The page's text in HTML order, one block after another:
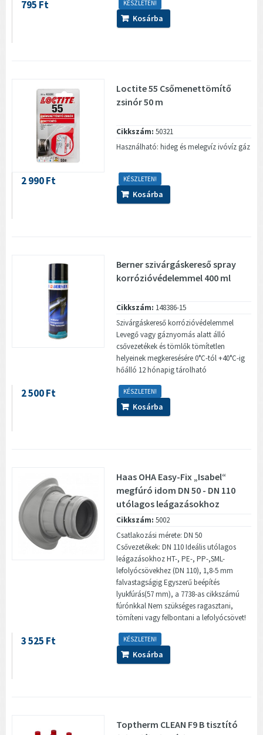
KÉSZLETEN!
795 Ft
Kosárba
Loctite 55 Csőmenettömítő
zsinór 50 m
Cikkszám: 50321
Használható: hideg és melegvíz ivóvíz gáz
KÉSZLETEN!
2 990 Ft
Kosárba
Berner szivárgáskereső spray
korrózióvédelemmel 400 ml
Cikkszám: 148386-15
Szivárgáskereső korrózióvédelemmel
Levegő vagy gáznyomás alatt álló
csővezetékek és tömlők tömítetlen
helyeinek megkeresésére 0°C-tól +40°C-ig
hőálló 12 hónapig tárolható
KÉSZLETEN!
2 500 Ft
Kosárba
Haas OHA Easy-Fix „Isabel“
megfúró idom DN 50 - DN 110
utólagos leágazásokhoz
Cikkszám: 5002
Csatlakozási mérete: DN 50
Csővezetékek: DN 110 Ideális utólagos
leágazásokhoz HT-, PE-, PP-,SML-
lefolyócsövekhez (DN 110), 1,8-5 mm
falvastagságig Egyszerű beépítés
lyukfúrás(57 mm), a 7738-as cikkszámú
fúrónkkal Nem szükséges ragasztani,
tömíteni vagy felbontani a lefolyócsövet!
KÉSZLETEN!
3 525 Ft
Kosárba
Toptherm CLEAN F9 B tisztító